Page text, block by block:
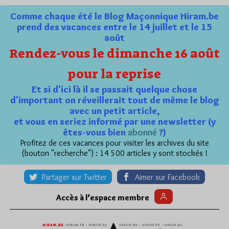
Comme chaque été le Blog Maçonnique Hiram.be
prend des vacances entre le 14 juillet et le 15
août
Rendez-vous le dimanche 16 août
pour la reprise
Et si d'ici là il se passait quelque chose
d'important on réveillerait tout de même le blog
avec un petit article,
et vous en seriez informé par une newsletter (y
êtes-vous bien abonné ?)
Profitez de ces vacances pour visiter les archives du site
(bouton "recherche") : 14 500 articles y sont stockés !
Partager sur Twitter Aimer sur Facebook
Accès à l’espace membre